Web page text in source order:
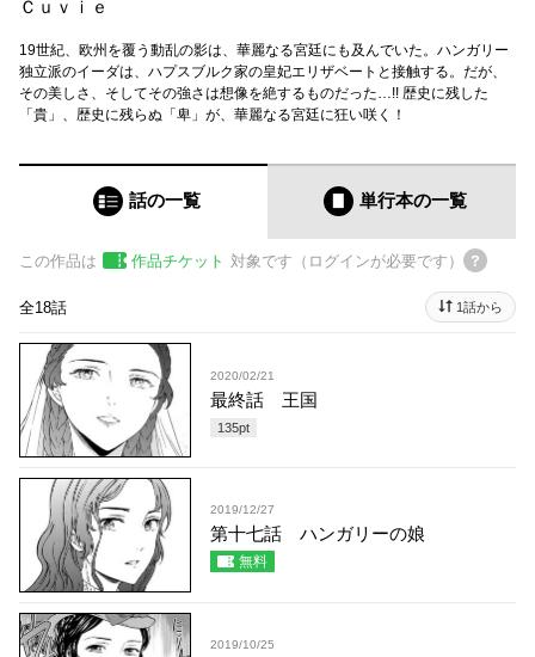
Ｃｕｖｉｅ
19世紀、欧州を覆う動乱の影は、華麗なる宮廷にも及んでいた。ハンガリー
独立派のイーダは、ハプスブルク家の皇妃エリザベートと接触する。だが、
その美しさ、そしてその強さは想像を絶するものだった…!! 歴史に残した
「貴」、歴史に残らぬ「卑」が、華麗なる宮廷に狂い咲く！
話の一覧 単行本の一覧
この作品は 作品チケット 対象です（ログインが必要です）
全18話 1話から
2020/02/21
最終話 王国
135pt
2019/12/27
第十七話 ハンガリーの娘
無料
2019/10/25